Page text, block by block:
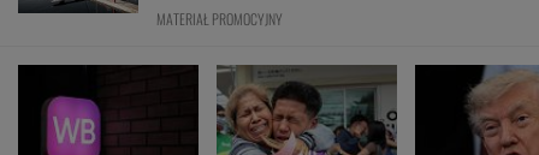
MATERIAŁ PROMOCYJNY